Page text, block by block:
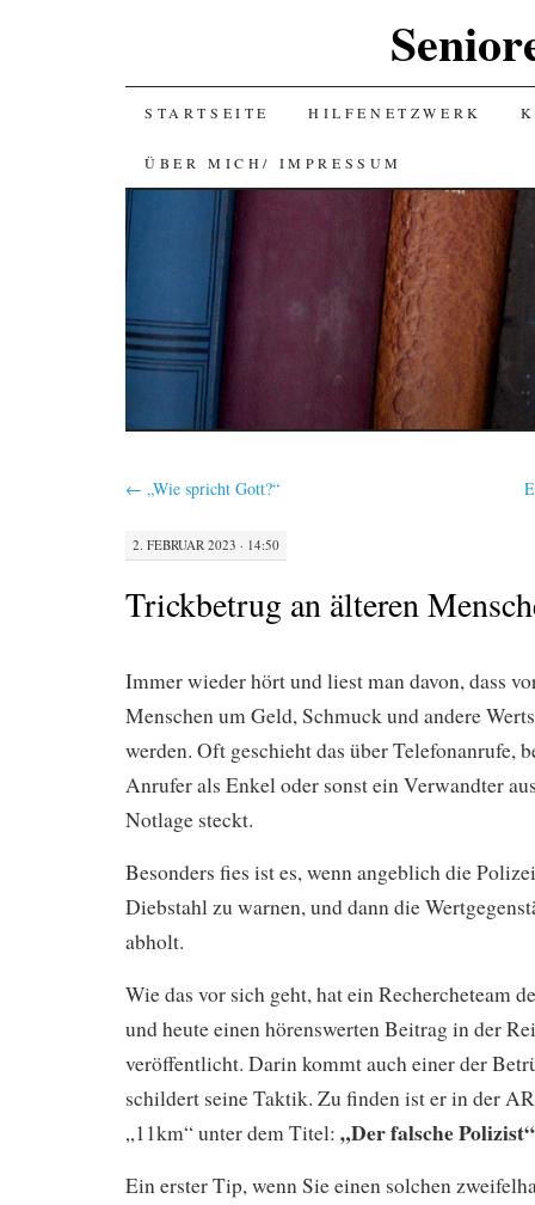
SKIP
TO
CONTENT
STARTSEITE HILFENETZWERK
ÜBER MICH/ IMPRESSUM
← „Wie spricht Gott?“
2. FEBRUAR 2023 · 14:50
Trickbetrug an älteren
Immer wieder hört und liest man davon, dass
Menschen um Geld, Schmuck und andere
werden. Oft geschieht das über Telefonanrufe,
Anrufer als Enkel oder sonst ein Verwandter
Notlage steckt.
Besonders fies ist es, wenn angeblich die
Diebstahl zu warnen, und dann die
abholt.
Wie das vor sich geht, hat ein Rechercheteam
und heute einen hörenswerten Beitrag in der
veröffentlicht. Darin kommt auch einer der
schildert seine Taktik. Zu finden ist er in der
„11km“ unter dem Titel: „Der falsche Polizist“
Ein erster Tip, wenn Sie einen solchen